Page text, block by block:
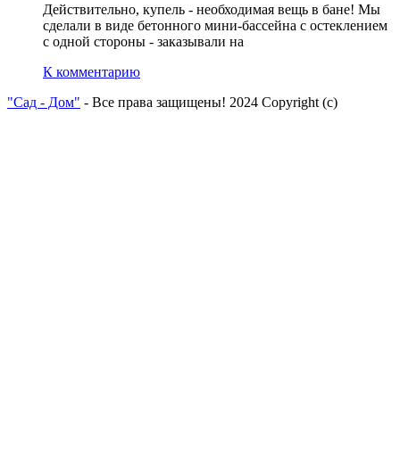
Действительно, купель - необходимая вещь в бане! Мы
сделали в виде бетонного мини-бассейна с остеклением
с одной стороны - заказывали на
К комментарию
"Сад - Дом" - Все права защищены! 2024 Copyright (с)